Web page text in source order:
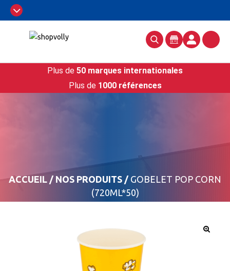
Plus de 50 marques internationales
Plus de 1000 références
ACCUEIL / NOS PRODUITS / GOBELET POP CORN
(720ML*50)